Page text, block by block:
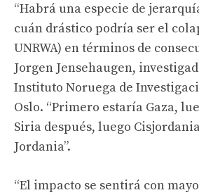
“Habrá una especie de
cuán drástico podría ser el
UNRWA) en términos de
Jorgen Jensehaugen,
Instituto Noruega de
Oslo. “Primero estaría Gaza,
Siria después, luego
Jordania”.
“El impacto se sentirá con